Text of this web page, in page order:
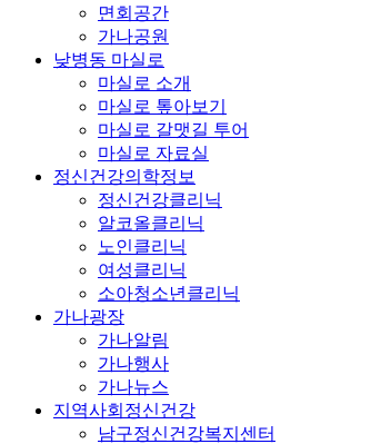
면회공간
가나공원
낮병동 마실로
마실로 소개
마실로 톺아보기
마실로 갈맷길 투어
마실로 자료실
정신건강의학정보
정신건강클리닉
알코올클리닉
노인클리닉
여성클리닉
소아청소년클리닉
가나광장
가나알림
가나행사
가나뉴스
지역사회정신건강
남구정신건강복지센터